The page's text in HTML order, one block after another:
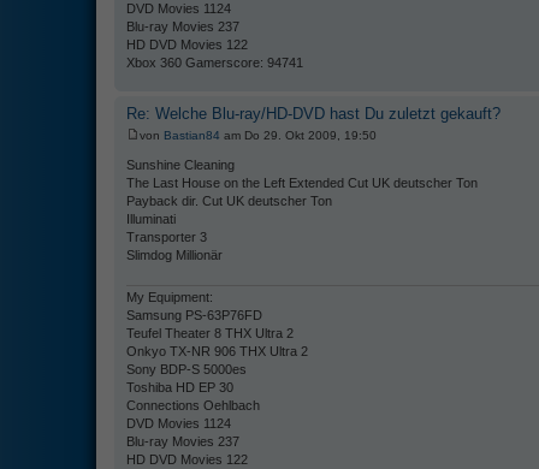
DVD Movies 1124
Blu-ray Movies 237
HD DVD Movies 122
Xbox 360 Gamerscore: 94741
Re: Welche Blu-ray/HD-DVD hast Du zuletzt gekauft?
von Bastian84 am Do 29. Okt 2009, 19:50
Sunshine Cleaning
The Last House on the Left Extended Cut UK deutscher Ton
Payback dir. Cut UK deutscher Ton
Illuminati
Transporter 3
Slimdog Millionär
My Equipment:
Samsung PS-63P76FD
Teufel Theater 8 THX Ultra 2
Onkyo TX-NR 906 THX Ultra 2
Sony BDP-S 5000es
Toshiba HD EP 30
Connections Oehlbach
DVD Movies 1124
Blu-ray Movies 237
HD DVD Movies 122